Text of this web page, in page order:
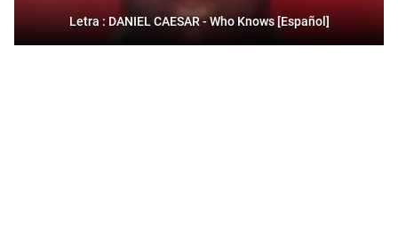
Letra : DANIEL CAESAR - Who Knows [Español]